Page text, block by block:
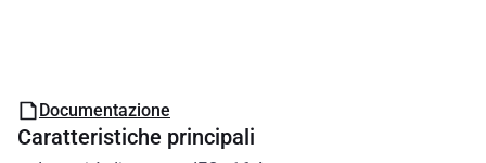
Documentazione
Caratteristiche principali